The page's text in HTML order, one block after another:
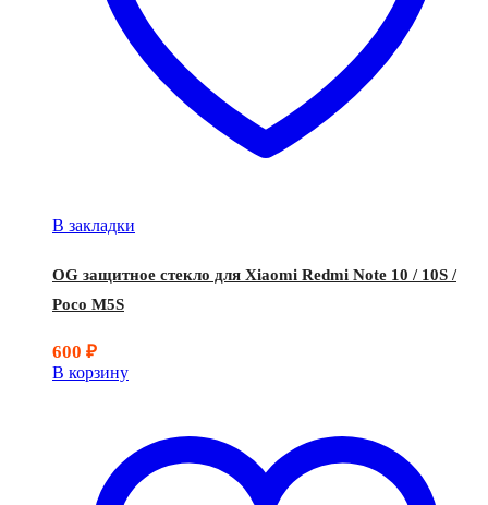
В закладки
OG защитное стекло для Xiaomi Redmi Note 10 / 10S /
Poco M5S
600 ₽
В корзину